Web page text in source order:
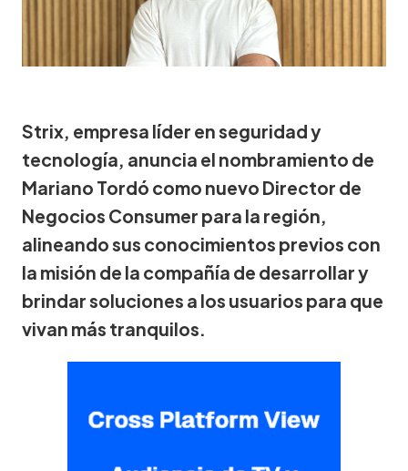
Strix, empresa líder en seguridad y
tecnología, anuncia el nombramiento de
Mariano Tordó como nuevo Director de
Negocios Consumer para la región,
alineando sus conocimientos previos con
la misión de la compañía de desarrollar y
brindar soluciones a los usuarios para que
vivan más tranquilos.